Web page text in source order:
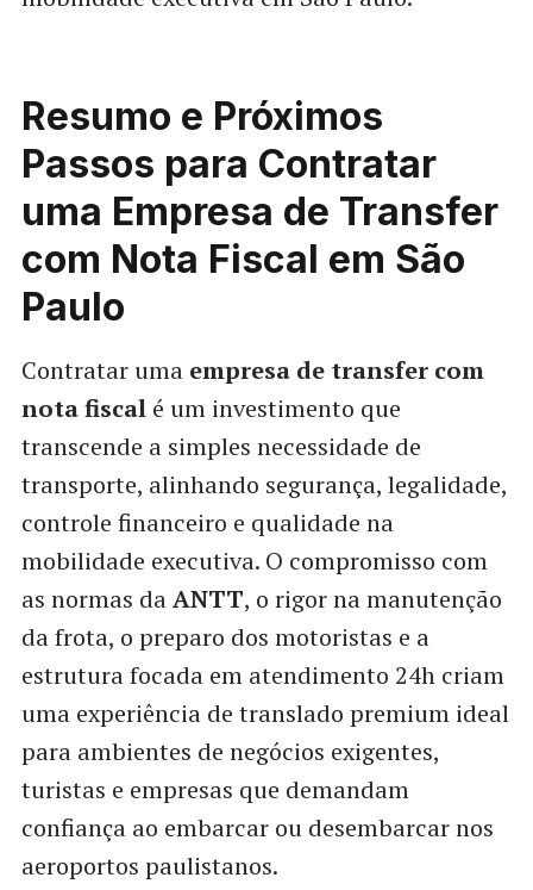
Resumo e Próximos
Passos para Contratar
uma Empresa de Transfer
com Nota Fiscal em São
Paulo
Contratar uma empresa de transfer com
nota fiscalé um investimento que
transcende a simples necessidade de
transporte, alinhando segurança, legalidade,
controle financeiro e qualidade na
mobilidade executiva. O compromisso com
as normas daANTT, o rigor na manutenção
da frota, o preparo dos motoristas e a
estrutura focada em atendimento 24h criam
uma experiência de translado premium ideal
para ambientes de negócios exigentes,
turistas e empresas que demandam
confiança ao embarcar ou desembarcar nos
aeroportos paulistanos.